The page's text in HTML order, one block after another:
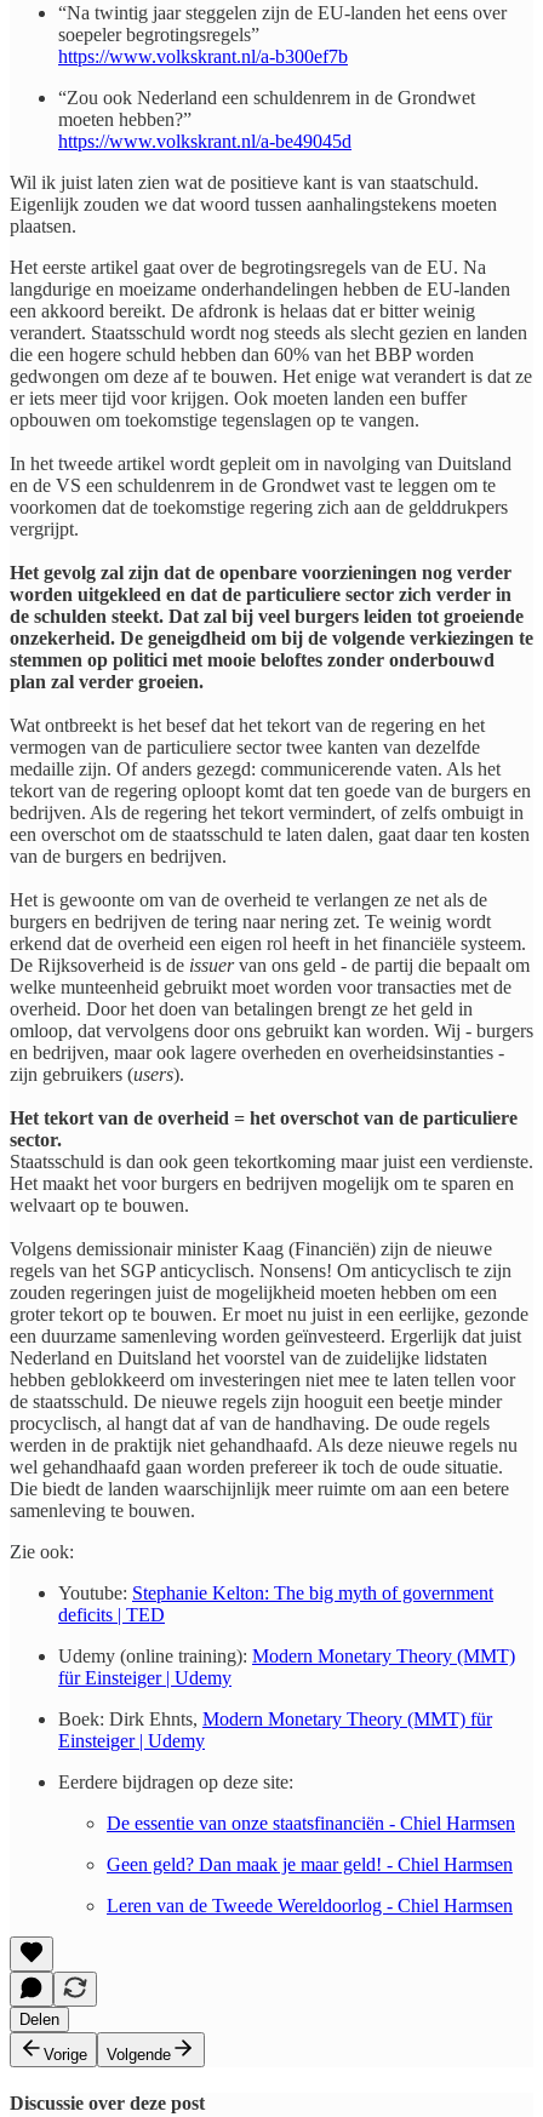
“Na twintig jaar steggelen zijn de EU-landen het eens over
soepeler begrotingsregels”
https://www.volkskrant.nl/a-b300ef7b
“Zou ook Nederland een schuldenrem in de Grondwet
moeten hebben?”
https://www.volkskrant.nl/a-be49045d
Wil ik juist laten zien wat de positieve kant is van staatschuld.
Eigenlijk zouden we dat woord tussen aanhalingstekens moeten
plaatsen.
Het eerste artikel gaat over de begrotingsregels van de EU. Na
langdurige en moeizame onderhandelingen hebben de EU-landen
een akkoord bereikt. De afdronk is helaas dat er bitter weinig
verandert. Staatsschuld wordt nog steeds als slecht gezien en landen
die een hogere schuld hebben dan 60% van het BBP worden
gedwongen om deze af te bouwen. Het enige wat verandert is dat ze
er iets meer tijd voor krijgen. Ook moeten landen een buffer
opbouwen om toekomstige tegenslagen op te vangen.
In het tweede artikel wordt gepleit om in navolging van Duitsland
en de VS een schuldenrem in de Grondwet vast te leggen om te
voorkomen dat de toekomstige regering zich aan de gelddrukpers
vergrijpt.
Het gevolg zal zijn dat de openbare voorzieningen nog verder
worden uitgekleed en dat de particuliere sector zich verder in
de schulden steekt. Dat zal bij veel burgers leiden tot groeiende
onzekerheid. De geneigdheid om bij de volgende verkiezingen te
stemmen op politici met mooie beloftes zonder onderbouwd
plan zal verder groeien.
Wat ontbreekt is het besef dat het tekort van de regering en het
vermogen van de particuliere sector twee kanten van dezelfde
medaille zijn. Of anders gezegd: communicerende vaten. Als het
tekort van de regering oploopt komt dat ten goede van de burgers en
bedrijven. Als de regering het tekort vermindert, of zelfs ombuigt in
een overschot om de staatsschuld te laten dalen, gaat daar ten kosten
van de burgers en bedrijven.
Het is gewoonte om van de overheid te verlangen ze net als de
burgers en bedrijven de tering naar nering zet. Te weinig wordt
erkend dat de overheid een eigen rol heeft in het financiële systeem.
De Rijksoverheid is de issuervan ons geld - de partij die bepaalt om
welke munteenheid gebruikt moet worden voor transacties met de
overheid. Door het doen van betalingen brengt ze het geld in
omloop, dat vervolgens door ons gebruikt kan worden. Wij - burgers
en bedrijven, maar ook lagere overheden en overheidsinstanties -
zijn gebruikers (users).
Het tekort van de overheid = het overschot van de particuliere
sector.
Staatsschuld is dan ook geen tekortkoming maar juist een verdienste.
Het maakt het voor burgers en bedrijven mogelijk om te sparen en
welvaart op te bouwen.
Volgens demissionair minister Kaag (Financiën) zijn de nieuwe
regels van het SGP anticyclisch. Nonsens! Om anticyclisch te zijn
zouden regeringen juist de mogelijkheid moeten hebben om een
groter tekort op te bouwen. Er moet nu juist in een eerlijke, gezonde
een duurzame samenleving worden geïnvesteerd. Ergerlijk dat juist
Nederland en Duitsland het voorstel van de zuidelijke lidstaten
hebben geblokkeerd om investeringen niet mee te laten tellen voor
de staatsschuld. De nieuwe regels zijn hooguit een beetje minder
procyclisch, al hangt dat af van de handhaving. De oude regels
werden in de praktijk niet gehandhaafd. Als deze nieuwe regels nu
wel gehandhaafd gaan worden prefereer ik toch de oude situatie.
Die biedt de landen waarschijnlijk meer ruimte om aan een betere
samenleving te bouwen.
​Zie ook:
Youtube: Stephanie Kelton: The big myth of government
deficits | TED
Udemy (online training): Modern Monetary Theory (MMT)
für Einsteiger | Udemy
Boek: Dirk Ehnts, Modern Monetary Theory (MMT) für
Einsteiger | Udemy
Eerdere bijdragen op deze site:
De essentie van onze staatsfinanciën - Chiel Harmsen
Geen geld? Dan maak je maar geld! - Chiel Harmsen
Leren van de Tweede Wereldoorlog - Chiel Harmsen
Delen
Vorige
Volgende
Discussie over deze post